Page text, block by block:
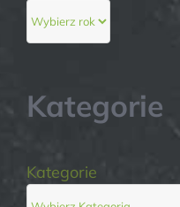
Kategorie
Kategorie